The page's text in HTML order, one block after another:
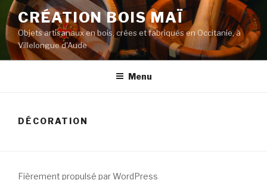
Aller
au
contenu
principal
CRÉATION BOIS MAÏ
Objets artisanaux en bois, crées et fabriqués en Occitanie, à
Villelongue d'Aude
Menu
DÉCORATION
Fièrement propulsé par WordPress